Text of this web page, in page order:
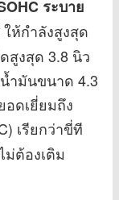
ระบาย
ให้กำลังสูงสุด
สูงสุด 3.8 นิว
ำมันขนาด 4.3
ดเยี่ยมถึง
เรียกว่าขี่ที
ม่ต้องเติม